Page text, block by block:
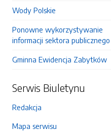
Wody Polskie
Ponowne wykorzystywanie
informacji sektora publicznego
Gminna Ewidencja Zabytków
Serwis Biuletynu
Redakcja
Mapa serwisu